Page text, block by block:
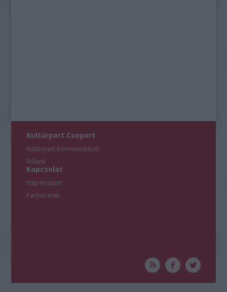
Kultúrpart Csoport
Kultúrpart Kommunikáció
Rólunk
Kapcsolat
Impresszum
Partnereink